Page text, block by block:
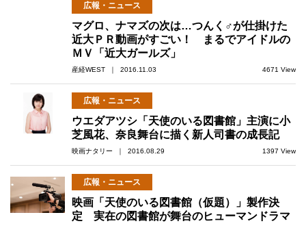
広報・ニュース
マグロ、ナマズの次は…つんく♂が仕掛けた
近大ＰＲ動画がすごい！ まるでアイドルの
ＭＶ「近大ガールズ」
産経WEST ｜ 2016.11.03 4671 View
広報・ニュース
ウエダアツシ「天使のいる図書館」主演に小
芝風花、奈良舞台に描く新人司書の成長記
映画ナタリー ｜ 2016.08.29 1397 View
広報・ニュース
映画「天使のいる図書館（仮題）」製作決
定 実在の図書館が舞台のヒューマンドラマ